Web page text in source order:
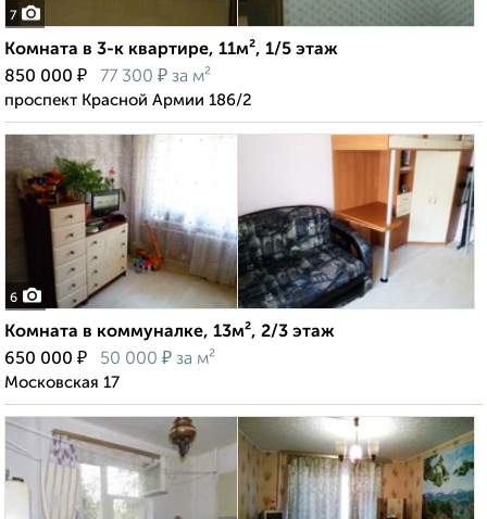
7
Комната в 3-к квартире, 11м², 1/5 этаж
850 000 ₽ 77 300 ₽ за м²
проспект Красной Армии 186/2
6
Комната в коммуналке, 13м², 2/3 этаж
650 000 ₽ 50 000 ₽ за м²
Московская 17